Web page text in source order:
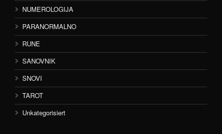
NUMEROLOGIJA
PARANORMALNO
RUNE
SANOVNIK
SNOVI
TAROT
Unkategorisiert